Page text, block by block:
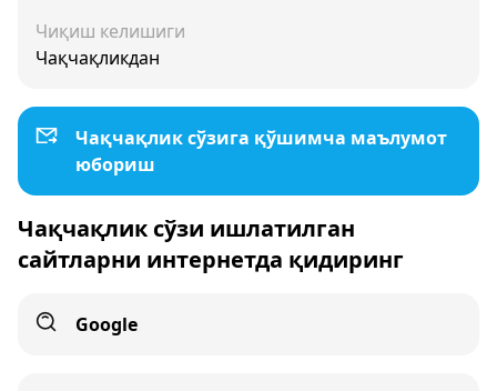
Чиқиш келишиги
Чақчақликдан
Чақчақлик сўзига қўшимча маълумот
юбориш
Чақчақлик сўзи ишлатилган
сайтларни интернетда қидиринг
Google